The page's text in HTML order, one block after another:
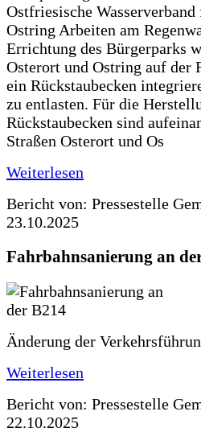
Ostfriesische
Ostring Arbeiten am
Errichtung des Bürgerparks
Osterort und Ostring auf der
ein Rückstaubecken
zu entlasten. Für die
Rückstaubecken sind
Straßen Osterort und Os
Weiterlesen
Bericht von: Pressestelle
23.10.2025
Fahrbahnsanierung an
Änderung der
Weiterlesen
Bericht von: Pressestelle
22.10.2025